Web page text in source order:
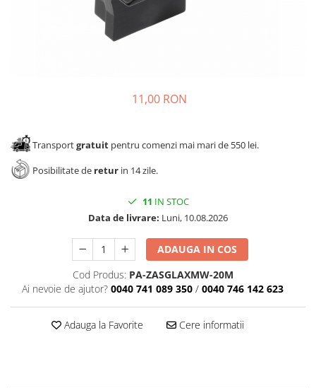
Solutii de curatat & adezivi
11,00 RON
Transportgratuit pentru comenzi mai mari de 550 lei.
Posibilitate de retur in 14 zile.
11 IN STOC
Data de livrare: Luni, 10.08.2026
ADAUGA IN COS
Cod Produs: PA-ZASGLAXMW-20M
Ai nevoie de ajutor? 0040 741 089 350 / 0040 746 142 623
Adauga la Favorite Cere informatii